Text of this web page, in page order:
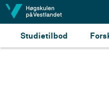
Hopp til innhald
Studietilbod